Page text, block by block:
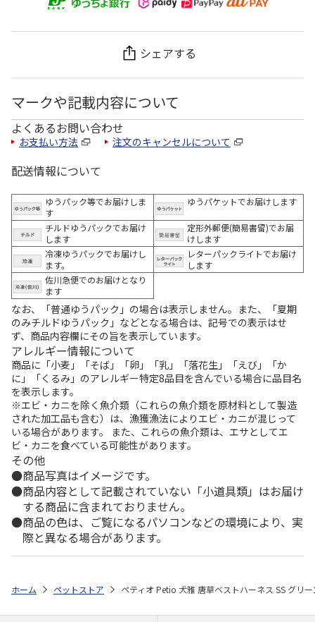
シェアする
マークや記載内容について
よくあるお問い合わせ
お支払い方法 注文のキャンセルについて
配送情報について
ゆうパック等でお届けしま
す
ゆうパケットでお届けします
チルドゆうパックでお届け
します
定形外郵便(簡易書留)でお届
けします
冷凍ゆうパックでお届けし
ます。
レターパックライトでお届け
します
佐川急便でのお届けとなり
ます
なお、「普通ゆうパック」の場合は表示しません。また、「夏期
のみチルドゆうパック」などとなる場合は、記号での表示はせ
ず、商品内容欄にその旨を表示しています。
アレルギー情報について
商品に「小麦」「そば」「卵」「乳」「落花生」「えび」「か
に」「くるみ」のアレルギー特定8品目を含んでいる場合に品目名
を表示します。
※エビ・カニを除く魚介類（これらの魚介類を原材料として製造
された加工品も含む）は、漁獲漁法によりエビ・カニが混じって
いる場合があります。 また、これらの魚介類は、エサとしてエ
ビ・カニを食べている可能性があります。
その他
商品写真はイメージです。
商品内容として記載されていない「小道具類」はお届け
する商品に含まれておりません。
商品の色は、ご覧になるパソコンなどの環境により、実
際と異なる場合があります。
ホーム ペットストア ペティオ Petio 犬雅 唐草ベストハーネス SS グリー